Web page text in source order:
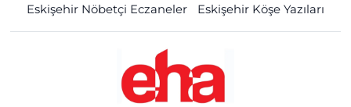
Eskişehir Nöbetçi Eczaneler
Eskişehir Köşe Yazıları